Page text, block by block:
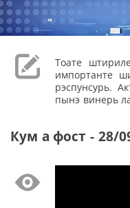
Тоате
импортанте
рэспунсурь.
пынэ винерь
Кум а фост - 28/